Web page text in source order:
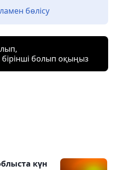
бөлісу
болып оқыңыз
күн